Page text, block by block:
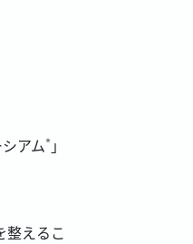
アム* 」
えるこ